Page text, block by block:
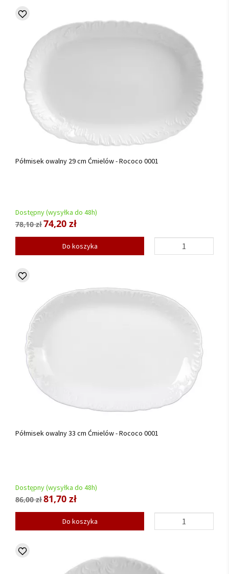
Półmisek owalny 29 cm Ćmielów - Rococo 0001
Dostępny (wysyłka do 48h)
78,10 zł74,20 zł
Do koszyka
Półmisek owalny 33 cm Ćmielów - Rococo 0001
Dostępny (wysyłka do 48h)
86,00 zł81,70 zł
Do koszyka